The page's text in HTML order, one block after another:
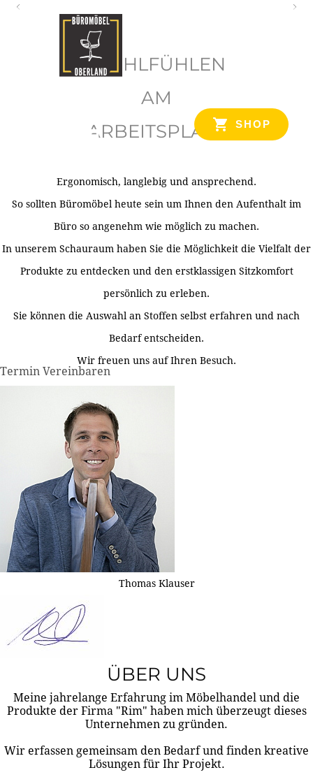
SHOP
WOHLFÜHLEN
AM
ARBEITSPLATZ
Ergonomisch, langlebig und ansprechend.
So sollten Büromöbel heute sein um Ihnen den Aufenthalt im
Büro so angenehm wie möglich zu machen.
In unserem Schauraum haben Sie die Möglichkeit die Vielfalt der
Produkte zu entdecken und den erstklassigen Sitzkomfort
persönlich zu erleben.
Sie können die Auswahl an Stoffen selbst erfahren und nach
Bedarf entscheiden.
Wir freuen uns auf Ihren Besuch.
Termin Vereinbaren
Thomas Klauser
ÜBER UNS
Meine jahrelange Erfahrung im Möbelhandel und die
Produkte der Firma "Rim" haben mich überzeugt dieses
Unternehmen zu gründen.
Wir erfassen gemeinsam den Bedarf und finden kreative
Lösungen für Ihr Projekt.